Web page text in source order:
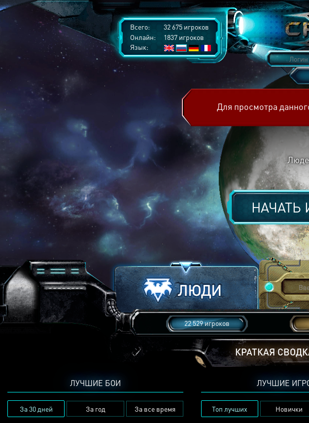
Всего:
32 675 игроков
Онлайн:
1837 игроков
Язык:
Для просмотра
НАЧАТЬ
22 529 игроков
КРАТКАЯ
ЛУЧШИЕ БОИ
За 30 дней За год За все время
ЛУЧШИЕ
Топ лучших Новички